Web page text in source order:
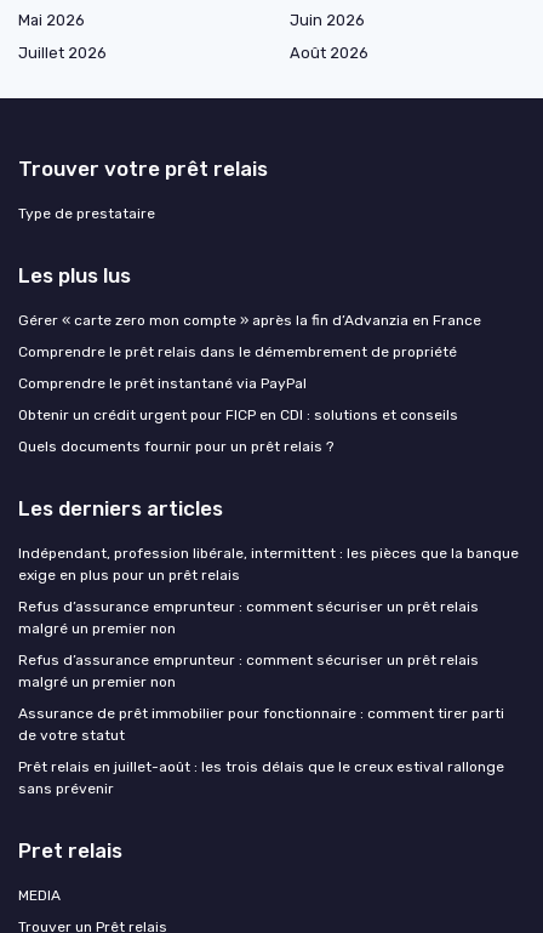
Mai 2026
Juin 2026
Juillet 2026
Août 2026
Trouver votre prêt relais
Type de prestataire
Les plus lus
Gérer « carte zero mon compte » après la fin d’Advanzia en France
Comprendre le prêt relais dans le démembrement de propriété
Comprendre le prêt instantané via PayPal
Obtenir un crédit urgent pour FICP en CDI : solutions et conseils
Quels documents fournir pour un prêt relais ?
Les derniers articles
Indépendant, profession libérale, intermittent : les pièces que la banque
exige en plus pour un prêt relais
Refus d’assurance emprunteur : comment sécuriser un prêt relais
malgré un premier non
Refus d’assurance emprunteur : comment sécuriser un prêt relais
malgré un premier non
Assurance de prêt immobilier pour fonctionnaire : comment tirer parti
de votre statut
Prêt relais en juillet-août : les trois délais que le creux estival rallonge
sans prévenir
Pret relais
MEDIA
Trouver un Prêt relais